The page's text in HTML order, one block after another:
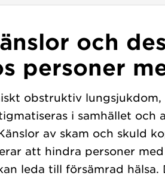
och
personer
obstruktiv lungsjukdom,
i samhället och
av skam och skuld
att hindra personer med
leda till försämrad hälsa.